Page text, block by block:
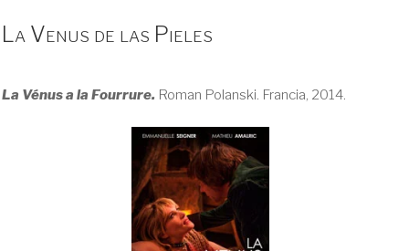
La Venus de las Pieles
La Vénus a la Fourrure. Roman Polanski. Francia, 2014.